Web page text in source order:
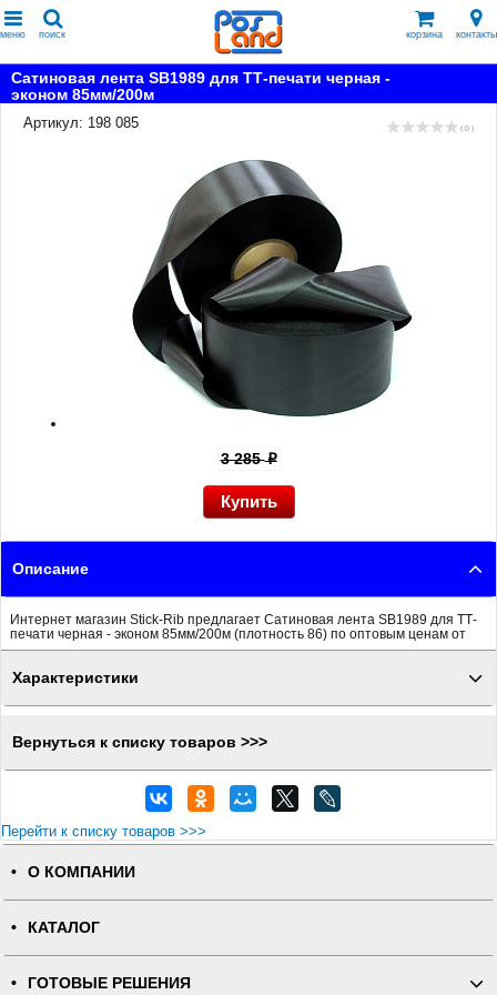
меню поиск корзина контакты
Сатиновая лента SB1989 для ТТ-печати черная -
эконом 85мм/200м
Артикул: 198 085
( 0 )
3 285p
Описание
Интернет магазин Stick-Rib предлагает Сатиновая лента SB1989 для ТТ-
печати черная - эконом 85мм/200м (плотность 86) по оптовым ценам от
Характеристики
Вернуться к списку товаров >>>
Перейти к списку товаров >>>
О КОМПАНИИ
КАТАЛОГ
ГОТОВЫЕ РЕШЕНИЯ